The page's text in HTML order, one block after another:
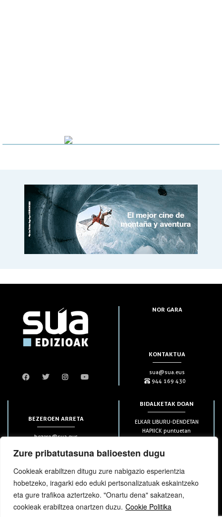
Zure pribatutasuna balioesten dugu
Cookieak erabiltzen ditugu zure nabigazio esperientzia
hobetzeko, iragarki edo eduki pertsonalizatuak eskaintzeko
eta gure trafikoa aztertzeko. "Onartu dena" sakatzean,
cookieak erabiltzea onartzen duzu. Cookie Politika
NOR GARA
KONTAKTUA
sua@sua.eus
944 169 430
BEZEROEN ARRETA
bezero@sua.eus
HARPIDETZAK
BIDALKETAK DOAN
ELKAR LIBURU-DENDETAN
HAPIICK puntuetan
(soilik penintsulan)